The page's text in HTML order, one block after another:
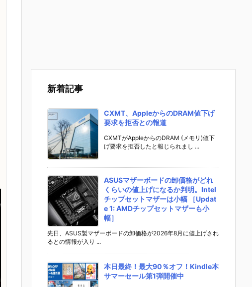
新着記事
CXMT、AppleからのDRAM値下げ
要求を拒否との報道
CXMTがAppleからのDRAM (メモリ)値下
げ要求を拒否したと報じられまし ...
ASUSマザーボードの卸価格がどれ
くらいの値上げになるか判明。Intel
チップセットマザーは小幅 ［Updat
e 1: AMDチップセットマザーも小
幅］
先日、ASUS製マザーボードの卸価格が2026年8月に値上げされ
るとの情報が入り ...
本日最終！最大90％オフ！Kindle本
サマーセール第1弾開催中